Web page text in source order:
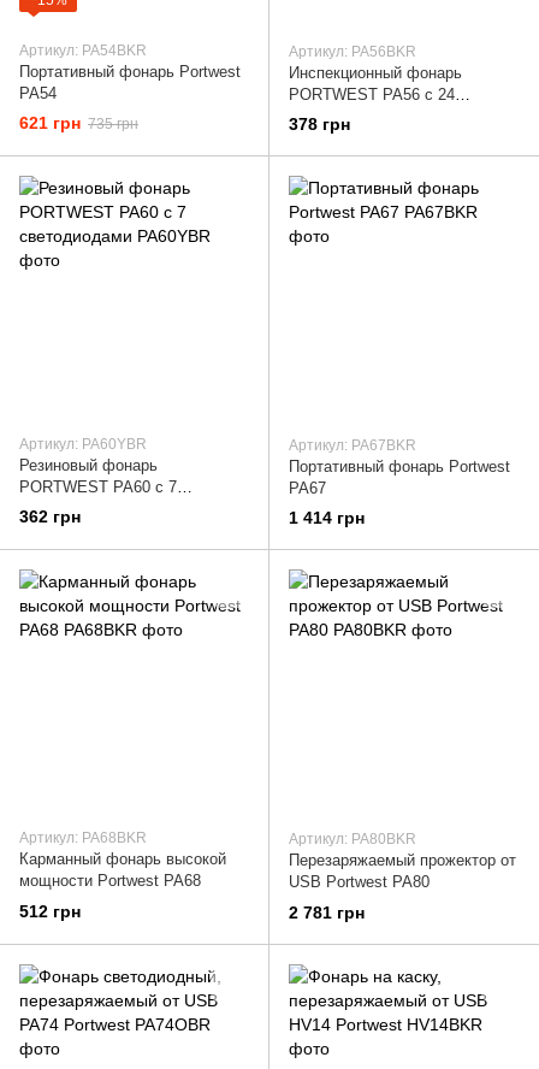
Артикул: PA54BKR
Портативный фонарь Portwest
PA54
621 грн 735 грн
Артикул: PA56BKR
Инспекционный фонарь
PORTWEST PA56 с 24
светодиодами
378 грн
Артикул: PA60YBR
Резиновый фонарь
PORTWEST PA60 с 7
светодиодами
362 грн
Артикул: PA67BKR
Портативный фонарь Portwest
PA67
1 414 грн
Артикул: PA68BKR
Карманный фонарь высокой
мощности Portwest PA68
512 грн
Артикул: PA80BKR
Перезаряжаемый прожектор от
USB Portwest PA80
2 781 грн